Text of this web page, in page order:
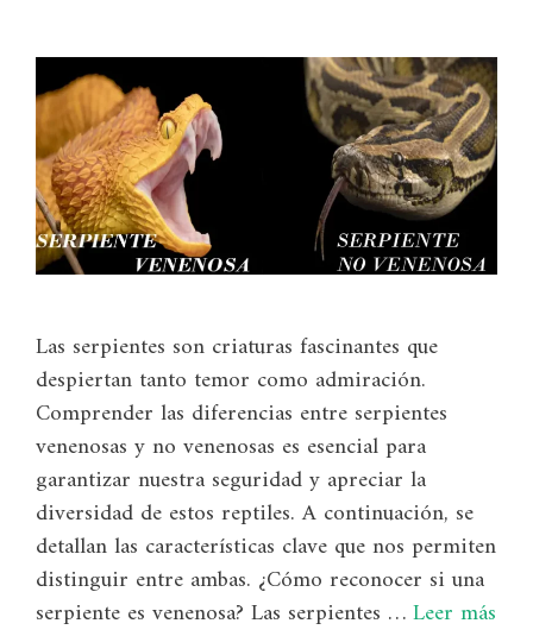
Las serpientes son criaturas fascinantes que
despiertan tanto temor como admiración.
Comprender las diferencias entre serpientes
venenosas y no venenosas es esencial para
garantizar nuestra seguridad y apreciar la
diversidad de estos reptiles. A continuación, se
detallan las características clave que nos permiten
distinguir entre ambas. ¿Cómo reconocer si una
serpiente es venenosa? Las serpientes …Leer más